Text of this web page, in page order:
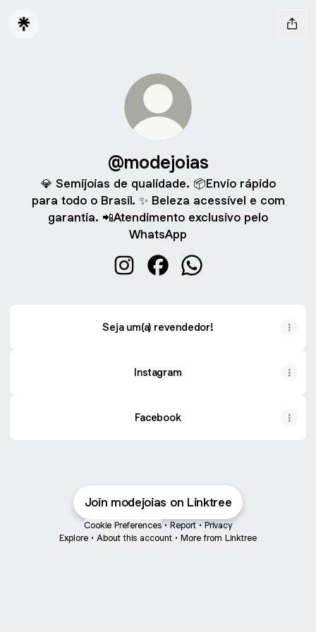
@modejoias
💎 Semijoias de qualidade. 📦Envio rápido
para todo o Brasil. ✨ Beleza acessível e com
garantia. 📲Atendimento exclusivo pelo
WhatsApp
Seja um(a) revendedor!
Instagram
Facebook
Join modejoias on Linktree
Cookie Preferences • Report • Privacy
Explore • About this account • More from Linktree